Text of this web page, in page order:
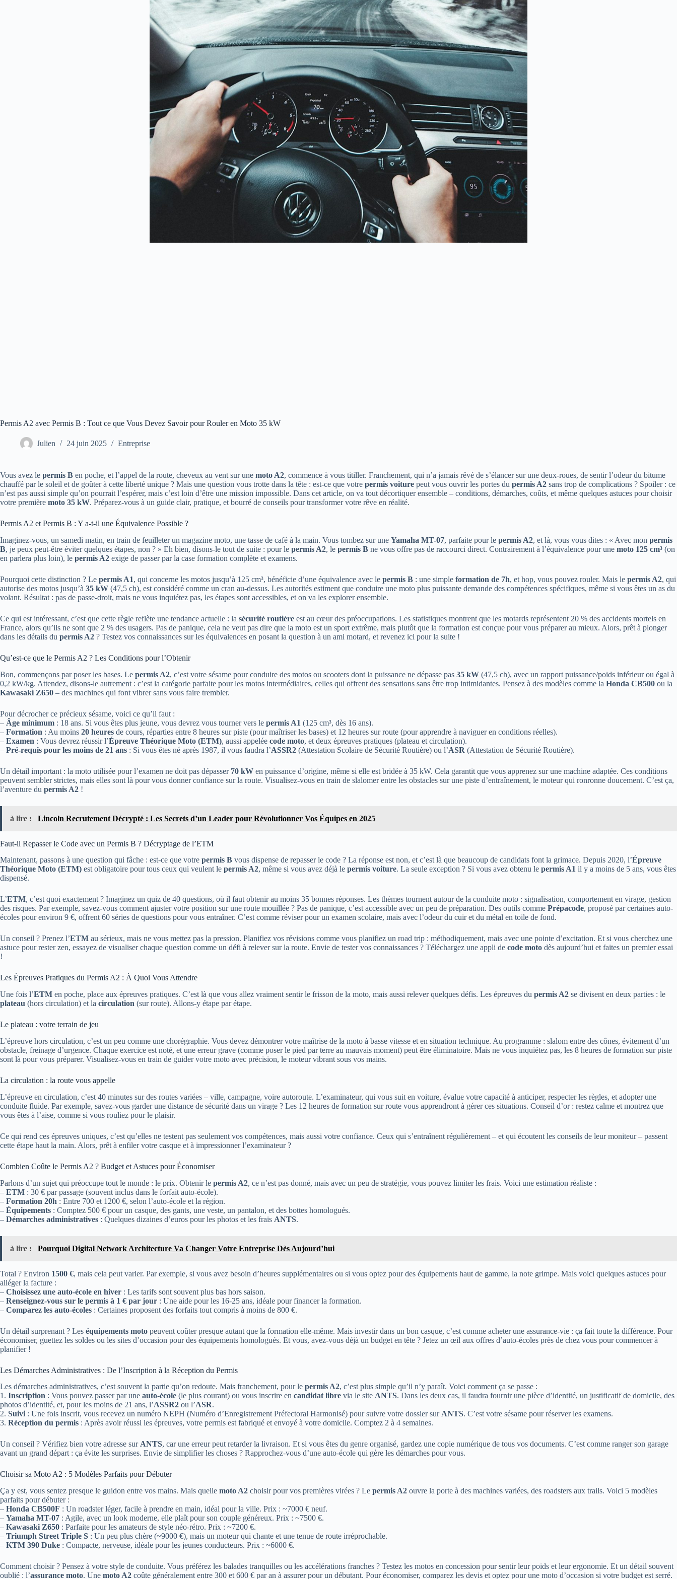
Permis A2 avec Permis B : Tout ce que Vous Devez Savoir pour Rouler en Moto 35 kW
Julien 24 juin 2025 Entreprise
Vous avez le permis B en poche, et l’appel de la route, cheveux au vent sur une moto A2, commence à vous titiller. Franchement, qui n’a jamais rêvé de s’élancer sur une deux-roues, de sentir l’odeur du bitume
chauffé par le soleil et de goûter à cette liberté unique ? Mais une question vous trotte dans la tête : est-ce que votre permis voiture peut vous ouvrir les portes du permis A2 sans trop de complications ? Spoiler : ce
n’est pas aussi simple qu’on pourrait l’espérer, mais c’est loin d’être une mission impossible. Dans cet article, on va tout décortiquer ensemble – conditions, démarches, coûts, et même quelques astuces pour choisir
votre première moto 35 kW. Préparez-vous à un guide clair, pratique, et bourré de conseils pour transformer votre rêve en réalité.
Permis A2 et Permis B : Y a-t-il une Équivalence Possible ?
Imaginez-vous, un samedi matin, en train de feuilleter un magazine moto, une tasse de café à la main. Vous tombez sur une Yamaha MT-07, parfaite pour le permis A2, et là, vous vous dites : « Avec mon permis
B, je peux peut-être éviter quelques étapes, non ? » Eh bien, disons-le tout de suite : pour le permis A2, le permis B ne vous offre pas de raccourci direct. Contrairement à l’équivalence pour une moto 125 cm³ (on
en parlera plus loin), le permis A2 exige de passer par la case formation complète et examens.
Pourquoi cette distinction ? Le permis A1, qui concerne les motos jusqu’à 125 cm³, bénéficie d’une équivalence avec le permis B : une simple formation de 7h, et hop, vous pouvez rouler. Mais le permis A2, qui
autorise des motos jusqu’à 35 kW (47,5 ch), est considéré comme un cran au-dessus. Les autorités estiment que conduire une moto plus puissante demande des compétences spécifiques, même si vous êtes un as du
volant. Résultat : pas de passe-droit, mais ne vous inquiétez pas, les étapes sont accessibles, et on va les explorer ensemble.
Ce qui est intéressant, c’est que cette règle reflète une tendance actuelle : la sécurité routière est au cœur des préoccupations. Les statistiques montrent que les motards représentent 20 % des accidents mortels en
France, alors qu’ils ne sont que 2 % des usagers. Pas de panique, cela ne veut pas dire que la moto est un sport extrême, mais plutôt que la formation est conçue pour vous préparer au mieux. Alors, prêt à plonger
dans les détails du permis A2 ? Testez vos connaissances sur les équivalences en posant la question à un ami motard, et revenez ici pour la suite !
Qu’est-ce que le Permis A2 ? Les Conditions pour l’Obtenir
Bon, commençons par poser les bases. Le permis A2, c’est votre sésame pour conduire des motos ou scooters dont la puissance ne dépasse pas 35 kW (47,5 ch), avec un rapport puissance/poids inférieur ou égal à
0,2 kW/kg. Attendez, disons-le autrement : c’est la catégorie parfaite pour les motos intermédiaires, celles qui offrent des sensations sans être trop intimidantes. Pensez à des modèles comme la Honda CB500 ou la
Kawasaki Z650 – des machines qui font vibrer sans vous faire trembler.
Pour décrocher ce précieux sésame, voici ce qu’il faut :
– Âge minimum : 18 ans. Si vous êtes plus jeune, vous devrez vous tourner vers le permis A1 (125 cm³, dès 16 ans).
– Formation : Au moins 20 heures de cours, réparties entre 8 heures sur piste (pour maîtriser les bases) et 12 heures sur route (pour apprendre à naviguer en conditions réelles).
– Examen : Vous devrez réussir l’Épreuve Théorique Moto (ETM), aussi appelée code moto, et deux épreuves pratiques (plateau et circulation).
– Pré-requis pour les moins de 21 ans : Si vous êtes né après 1987, il vous faudra l’ASSR2 (Attestation Scolaire de Sécurité Routière) ou l’ASR (Attestation de Sécurité Routière).
Un détail important : la moto utilisée pour l’examen ne doit pas dépasser 70 kW en puissance d’origine, même si elle est bridée à 35 kW. Cela garantit que vous apprenez sur une machine adaptée. Ces conditions
peuvent sembler strictes, mais elles sont là pour vous donner confiance sur la route. Visualisez-vous en train de slalomer entre les obstacles sur une piste d’entraînement, le moteur qui ronronne doucement. C’est ça,
l’aventure du permis A2 !
à lire : Lincoln Recrutement Décrypté : Les Secrets d’un Leader pour Révolutionner Vos Équipes en 2025
Faut-il Repasser le Code avec un Permis B ? Décryptage de l’ETM
Maintenant, passons à une question qui fâche : est-ce que votre permis B vous dispense de repasser le code ? La réponse est non, et c’est là que beaucoup de candidats font la grimace. Depuis 2020, l’Épreuve
Théorique Moto (ETM) est obligatoire pour tous ceux qui veulent le permis A2, même si vous avez déjà le permis voiture. La seule exception ? Si vous avez obtenu le permis A1 il y a moins de 5 ans, vous êtes
dispensé.
L’ETM, c’est quoi exactement ? Imaginez un quiz de 40 questions, où il faut obtenir au moins 35 bonnes réponses. Les thèmes tournent autour de la conduite moto : signalisation, comportement en virage, gestion
des risques. Par exemple, savez-vous comment ajuster votre position sur une route mouillée ? Pas de panique, c’est accessible avec un peu de préparation. Des outils comme Prépacode, proposé par certaines auto-
écoles pour environ 9 €, offrent 60 séries de questions pour vous entraîner. C’est comme réviser pour un examen scolaire, mais avec l’odeur du cuir et du métal en toile de fond.
Un conseil ? Prenez l’ETM au sérieux, mais ne vous mettez pas la pression. Planifiez vos révisions comme vous planifiez un road trip : méthodiquement, mais avec une pointe d’excitation. Et si vous cherchez une
astuce pour rester zen, essayez de visualiser chaque question comme un défi à relever sur la route. Envie de tester vos connaissances ? Téléchargez une appli de code moto dès aujourd’hui et faites un premier essai
!
Les Épreuves Pratiques du Permis A2 : À Quoi Vous Attendre
Une fois l’ETM en poche, place aux épreuves pratiques. C’est là que vous allez vraiment sentir le frisson de la moto, mais aussi relever quelques défis. Les épreuves du permis A2 se divisent en deux parties : le
plateau (hors circulation) et la circulation (sur route). Allons-y étape par étape.
Le plateau : votre terrain de jeu
L’épreuve hors circulation, c’est un peu comme une chorégraphie. Vous devez démontrer votre maîtrise de la moto à basse vitesse et en situation technique. Au programme : slalom entre des cônes, évitement d’un
obstacle, freinage d’urgence. Chaque exercice est noté, et une erreur grave (comme poser le pied par terre au mauvais moment) peut être éliminatoire. Mais ne vous inquiétez pas, les 8 heures de formation sur piste
sont là pour vous préparer. Visualisez-vous en train de guider votre moto avec précision, le moteur vibrant sous vos mains.
La circulation : la route vous appelle
L’épreuve en circulation, c’est 40 minutes sur des routes variées – ville, campagne, voire autoroute. L’examinateur, qui vous suit en voiture, évalue votre capacité à anticiper, respecter les règles, et adopter une
conduite fluide. Par exemple, savez-vous garder une distance de sécurité dans un virage ? Les 12 heures de formation sur route vous apprendront à gérer ces situations. Conseil d’or : restez calme et montrez que
vous êtes à l’aise, comme si vous rouliez pour le plaisir.
Ce qui rend ces épreuves uniques, c’est qu’elles ne testent pas seulement vos compétences, mais aussi votre confiance. Ceux qui s’entraînent régulièrement – et qui écoutent les conseils de leur moniteur – passent
cette étape haut la main. Alors, prêt à enfiler votre casque et à impressionner l’examinateur ?
Combien Coûte le Permis A2 ? Budget et Astuces pour Économiser
Parlons d’un sujet qui préoccupe tout le monde : le prix. Obtenir le permis A2, ce n’est pas donné, mais avec un peu de stratégie, vous pouvez limiter les frais. Voici une estimation réaliste :
– ETM : 30 € par passage (souvent inclus dans le forfait auto-école).
– Formation 20h : Entre 700 et 1200 €, selon l’auto-école et la région.
– Équipements : Comptez 500 € pour un casque, des gants, une veste, un pantalon, et des bottes homologués.
– Démarches administratives : Quelques dizaines d’euros pour les photos et les frais ANTS.
à lire : Pourquoi Digital Network Architecture Va Changer Votre Entreprise Dès Aujourd’hui
Total ? Environ 1500 €, mais cela peut varier. Par exemple, si vous avez besoin d’heures supplémentaires ou si vous optez pour des équipements haut de gamme, la note grimpe. Mais voici quelques astuces pour
alléger la facture :
– Choisissez une auto-école en hiver : Les tarifs sont souvent plus bas hors saison.
– Renseignez-vous sur le permis à 1 € par jour : Une aide pour les 16-25 ans, idéale pour financer la formation.
– Comparez les auto-écoles : Certaines proposent des forfaits tout compris à moins de 800 €.
Un détail surprenant ? Les équipements moto peuvent coûter presque autant que la formation elle-même. Mais investir dans un bon casque, c’est comme acheter une assurance-vie : ça fait toute la différence. Pour
économiser, guettez les soldes ou les sites d’occasion pour des équipements homologués. Et vous, avez-vous déjà un budget en tête ? Jetez un œil aux offres d’auto-écoles près de chez vous pour commencer à
planifier !
Les Démarches Administratives : De l’Inscription à la Réception du Permis
Les démarches administratives, c’est souvent la partie qu’on redoute. Mais franchement, pour le permis A2, c’est plus simple qu’il n’y paraît. Voici comment ça se passe :
1. Inscription : Vous pouvez passer par une auto-école (le plus courant) ou vous inscrire en candidat libre via le site ANTS. Dans les deux cas, il faudra fournir une pièce d’identité, un justificatif de domicile, des
photos d’identité, et, pour les moins de 21 ans, l’ASSR2 ou l’ASR.
2. Suivi : Une fois inscrit, vous recevez un numéro NEPH (Numéro d’Enregistrement Préfectoral Harmonisé) pour suivre votre dossier sur ANTS. C’est votre sésame pour réserver les examens.
3. Réception du permis : Après avoir réussi les épreuves, votre permis est fabriqué et envoyé à votre domicile. Comptez 2 à 4 semaines.
Un conseil ? Vérifiez bien votre adresse sur ANTS, car une erreur peut retarder la livraison. Et si vous êtes du genre organisé, gardez une copie numérique de tous vos documents. C’est comme ranger son garage
avant un grand départ : ça évite les surprises. Envie de simplifier les choses ? Rapprochez-vous d’une auto-école qui gère les démarches pour vous.
Choisir sa Moto A2 : 5 Modèles Parfaits pour Débuter
Ça y est, vous sentez presque le guidon entre vos mains. Mais quelle moto A2 choisir pour vos premières virées ? Le permis A2 ouvre la porte à des machines variées, des roadsters aux trails. Voici 5 modèles
parfaits pour débuter :
– Honda CB500F : Un roadster léger, facile à prendre en main, idéal pour la ville. Prix : ~7000 € neuf.
– Yamaha MT-07 : Agile, avec un look moderne, elle plaît pour son couple généreux. Prix : ~7500 €.
– Kawasaki Z650 : Parfaite pour les amateurs de style néo-rétro. Prix : ~7200 €.
– Triumph Street Triple S : Un peu plus chère (~9000 €), mais un moteur qui chante et une tenue de route irréprochable.
– KTM 390 Duke : Compacte, nerveuse, idéale pour les jeunes conducteurs. Prix : ~6000 €.
Comment choisir ? Pensez à votre style de conduite. Vous préférez les balades tranquilles ou les accélérations franches ? Testez les motos en concession pour sentir leur poids et leur ergonomie. Et un détail souvent
oublié : l’assurance moto. Une moto A2 coûte généralement entre 300 et 600 € par an à assurer pour un débutant. Pour économiser, comparez les devis et optez pour une moto d’occasion si votre budget est serré.